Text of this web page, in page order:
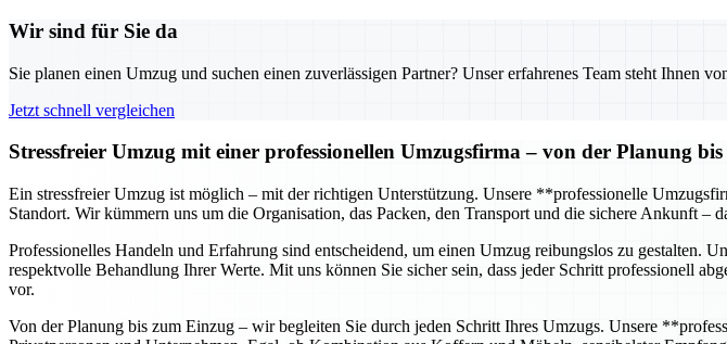
Wir sind für Sie da
Sie planen einen Umzug und suchen einen zuverlässigen Partner? Unser erfahrenes Team steht Ihnen
Jetzt schnell vergleichen
Stressfreier Umzug mit einer professionellen Umzugsfirma – von der Planung
Ein stressfreier Umzug ist möglich – mit der richtigen Unterstützung. Unsere **professionelle
Standort. Wir kümmern uns um die Organisation, das Packen, den Transport und die sichere Ankunft –
Professionelles Handeln und Erfahrung sind entscheidend, um einen Umzug reibungslos zu
respektvolle Behandlung Ihrer Werte. Mit uns können Sie sicher sein, dass jeder Schritt professionell
vor.
Von der Planung bis zum Einzug – wir begleiten Sie durch jeden Schritt Ihres Umzugs. Unsere